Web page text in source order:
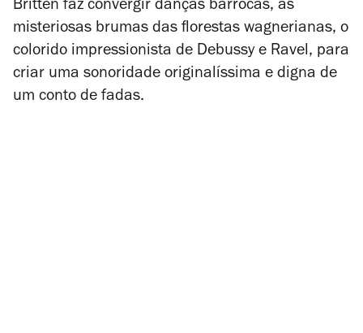
Britten faz convergir danças barrocas, as
misteriosas brumas das florestas wagnerianas, o
colorido impressionista de Debussy e Ravel, para
criar uma sonoridade originalíssima e digna de
um conto de fadas.